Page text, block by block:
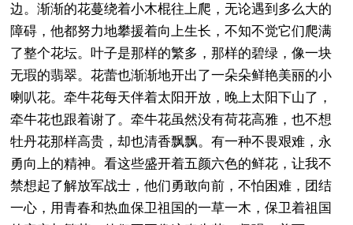
边。渐渐的花蔓绕着小木棍往上爬，无论遇到多么大的
障碍，他都努力地攀援着向上生长，不知不觉它们爬满
了整个花坛。叶子是那样的繁多，那样的碧绿，像一块
无瑕的翡翠。花蕾也渐渐地开出了一朵朵鲜艳美丽的小
喇叭花。牵牛花每天伴着太阳开放，晚上太阳下山了，
牵牛花也跟着谢了。牵牛花虽然没有荷花高雅，也不想
牡丹花那样高贵，却也清香飘飘。有一种不畏艰难，永
勇向上的精神。看这些盛开着五颜六色的鲜花，让我不
禁想起了解放军战士，他们勇敢向前，不怕困难，团结
一心，用青春和热血保卫祖国的一草一木，保卫着祖国